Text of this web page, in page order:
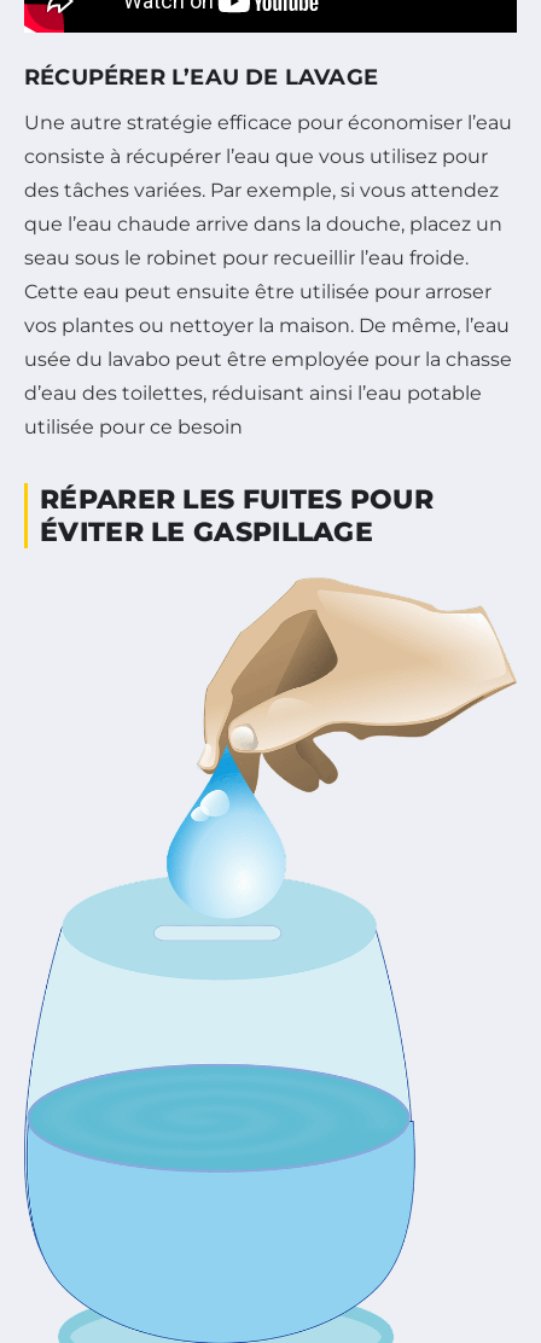
RÉCUPÉRER L’EAU DE LAVAGE
Une autre stratégie efficace pour économiser l’eau
consiste à récupérer l’eau que vous utilisez pour
des tâches variées. Par exemple, si vous attendez
que l’eau chaude arrive dans la douche, placez un
seau sous le robinet pour recueillir l’eau froide.
Cette eau peut ensuite être utilisée pour arroser
vos plantes ou nettoyer la maison. De même, l’eau
usée du lavabo peut être employée pour la chasse
d’eau des toilettes, réduisant ainsi l’eau potable
utilisée pour ce besoin
RÉPARER LES FUITES POUR
ÉVITER LE GASPILLAGE